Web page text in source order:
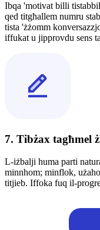
Ibqa 'motivat billi
qed titgħallem numru
tista 'żżomm
iffukat u jipprovdu sens
7. Tibżax tagħmel
L-iżbalji huma parti
minnhom; minflok,
titjieb. Iffoka fuq il-